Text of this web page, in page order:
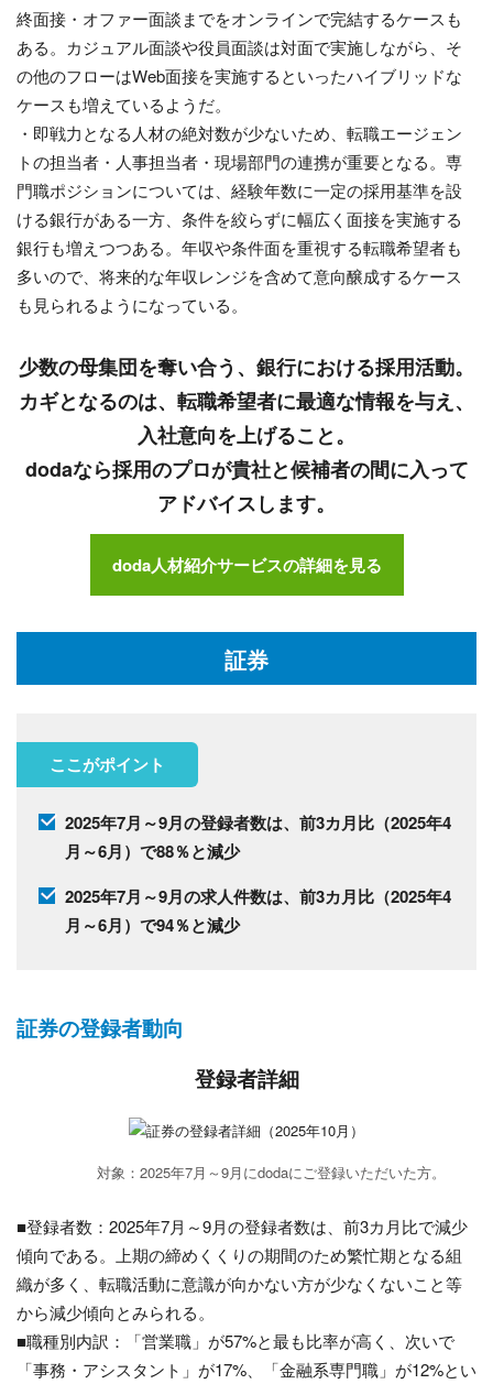
終面接・オファー面談までをオンラインで完結するケースも
ある。カジュアル面談や役員面談は対面で実施しながら、そ
の他のフローはWeb面接を実施するといったハイブリッドな
ケースも増えているようだ。
・即戦力となる人材の絶対数が少ないため、転職エージェン
トの担当者・人事担当者・現場部門の連携が重要となる。専
門職ポジションについては、経験年数に一定の採用基準を設
ける銀行がある一方、条件を絞らずに幅広く面接を実施する
銀行も増えつつある。年収や条件面を重視する転職希望者も
多いので、将来的な年収レンジを含めて意向醸成するケース
も見られるようになっている。
少数の母集団を奪い合う、銀行における採用活動。
カギとなるのは、転職希望者に最適な情報を与え、
入社意向を上げること。
dodaなら採用のプロが貴社と候補者の間に入って
アドバイスします。
doda人材紹介サービスの詳細を見る
証券
ここがポイント
2025年7月～9月の登録者数は、前3カ月比（2025年4
月～6月）で88％と減少
2025年7月～9月の求人件数は、前3カ月比（2025年4
月～6月）で94％と減少
証券の登録者動向
登録者詳細
対象：2025年7月～9月にdodaにご登録いただいた方。
■登録者数：2025年7月～9月の登録者数は、前3カ月比で減少
傾向である。上期の締めくくりの期間のため繁忙期となる組
織が多く、転職活動に意識が向かない方が少なくないこと等
から減少傾向とみられる。
■職種別内訳：「営業職」が57%と最も比率が高く、次いで
「事務・アシスタント」が17%、「金融系専門職」が12%とい